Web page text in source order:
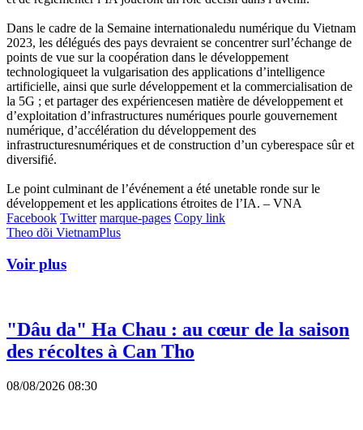
Dans le cadre de la Semaine internationaledu numérique du Vietnam
2023, les délégués des pays devraient se concentrer surl’échange de
points de vue sur la coopération dans le développement
technologiqueet la vulgarisation des applications d’intelligence
artificielle, ainsi que surle développement et la commercialisation de
la 5G ; et partager des expériencesen matière de développement et
d’exploitation d’infrastructures numériques pourle gouvernement
numérique, d’accélération du développement des
infrastructuresnumériques et de construction d’un cyberespace sûr et
diversifié.
Le point culminant de l’événement a été unetable ronde sur le
développement et les applications étroites de l’IA. – VNA
Facebook Twitter marque-pages Copy link
Theo dõi VietnamPlus
Voir plus
"Dâu da" Ha Chau : au cœur de la saison
des récoltes à Can Tho
08/08/2026 08:30